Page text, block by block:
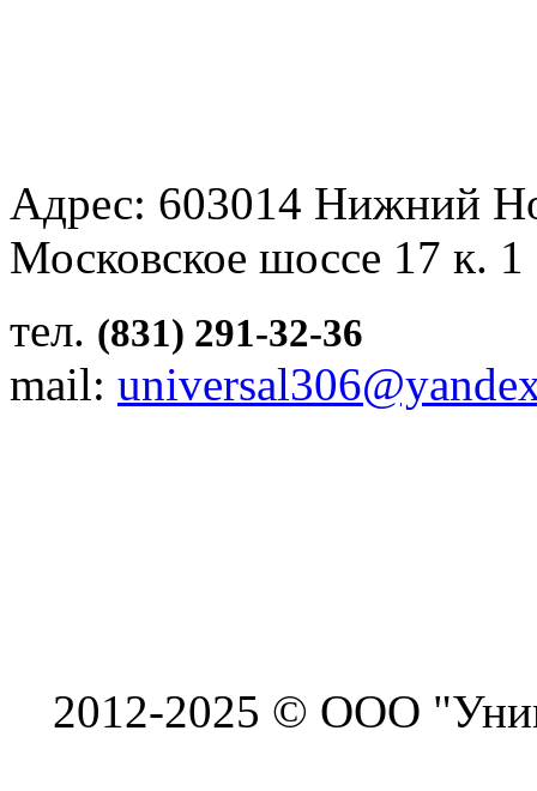
Адрес: 603014 Нижний
Московское шоссе 17 к.
тел. (831) 291-32-36
mail:
2012-2025 © ООО